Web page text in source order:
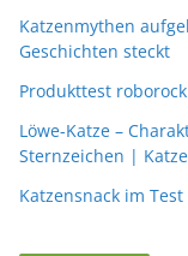
Katzenmythen
Geschichten steckt
Produkttest
Löwe-Katze –
Sternzeichen |
Katzensnack im